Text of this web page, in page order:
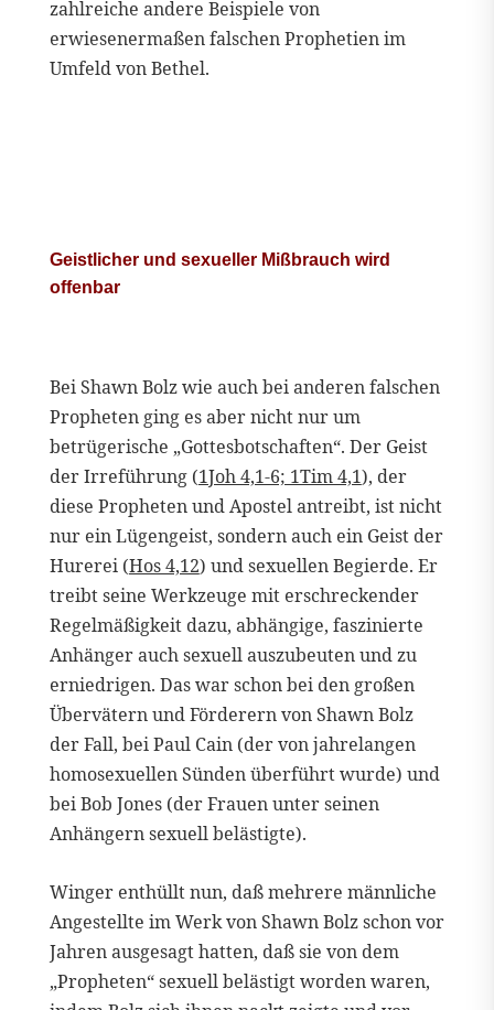
zahlreiche andere Beispiele von
erwiesenermaßen falschen Prophetien im
Umfeld von Bethel.
Geistlicher und sexueller Mißbrauch wird
offenbar
Bei Shawn Bolz wie auch bei anderen falschen
Propheten ging es aber nicht nur um
betrügerische „Gottesbotschaften“. Der Geist
der Irreführung (1Joh 4,1-6; 1Tim 4,1), der
diese Propheten und Apostel antreibt, ist nicht
nur ein Lügengeist, sondern auch ein Geist der
Hurerei (Hos 4,12) und sexuellen Begierde. Er
treibt seine Werkzeuge mit erschreckender
Regelmäßigkeit dazu, abhängige, faszinierte
Anhänger auch sexuell auszubeuten und zu
erniedrigen. Das war schon bei den großen
Übervätern und Förderern von Shawn Bolz
der Fall, bei Paul Cain (der von jahrelangen
homosexuellen Sünden überführt wurde) und
bei Bob Jones (der Frauen unter seinen
Anhängern sexuell belästigte).
Winger enthüllt nun, daß mehrere männliche
Angestellte im Werk von Shawn Bolz schon vor
Jahren ausgesagt hatten, daß sie von dem
„Propheten“ sexuell belästigt worden waren,